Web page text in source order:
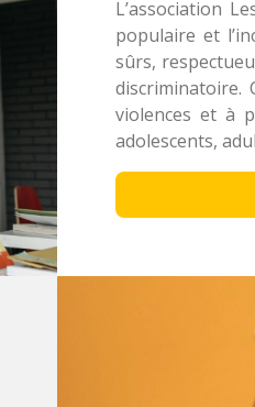
L’association
populaire et
sûrs,
violences et à
adolescents,